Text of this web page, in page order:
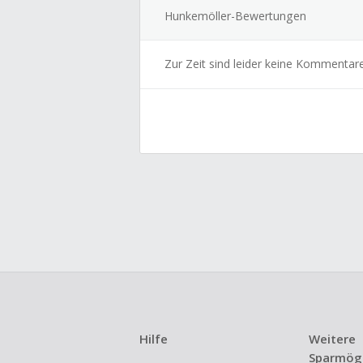
Hunkemöller-Bewertungen
Zur Zeit sind leider keine
Hilfe
Weitere